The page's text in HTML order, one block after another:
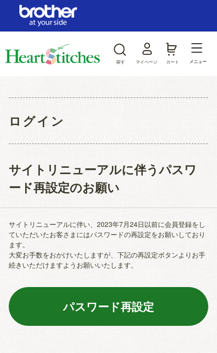
探す マイページ カート メニュー
ログイン
サイトリニューアルに伴うパスワ
ード再設定のお願い
サイトリニューアルに伴い、2023年7月24日以前に会員登録をし
ていただいたお客さまにはパスワードの再設定をお願いしており
ます。
大変お手数をおかけいたしますが、下記の再設定ボタンよりお手
続きいただけますようお願いいたします。
ログイン/新規会員登録